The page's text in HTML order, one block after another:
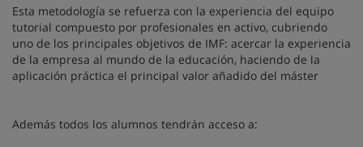
Esta metodología se refuerza con la experiencia del equipo
tutorial compuesto por profesionales en activo, cubriendo
uno de los principales objetivos de IMF: acercar la experiencia
de la empresa al mundo de la educación, haciendo de la
aplicación práctica el principal valor añadido del máster
Además todos los alumnos tendrán acceso a: